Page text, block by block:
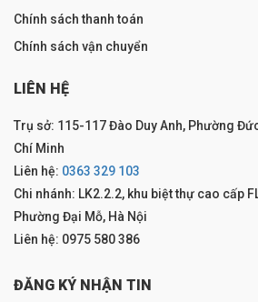
Chính sách thanh toán
Chính sách vận chuyển
LIÊN HỆ
Trụ sở: 115-117 Đào Duy Anh, Phường
Chí Minh
Liên hệ: 0363 329 103
Chi nhánh: LK2.2.2, khu biệt thự cao cấp
Phường Đại Mỗ, Hà Nội
Liên hệ: 0975 580 386
ĐĂNG KÝ NHẬN TIN